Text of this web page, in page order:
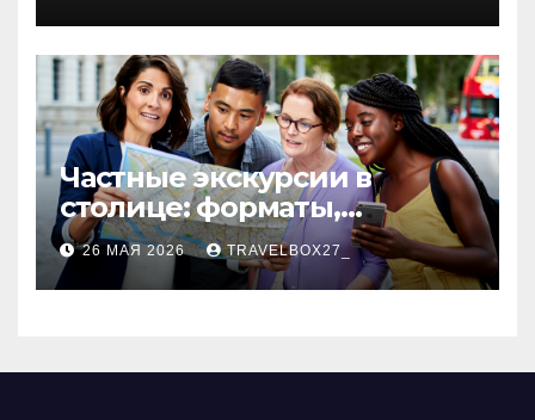
Частные экскурсии в
столице: форматы,
маршруты и особенности
организации
26 МАЯ 2026 TRAVELBOX27_